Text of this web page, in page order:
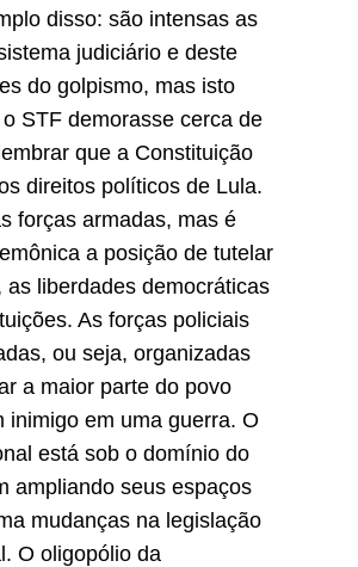
disso: são intensas as
judiciário e deste
do golpismo, mas isto
STF demorasse cerca de
que a Constituição
direitos políticos de Lula.
forças armadas, mas é
a posição de tutelar
as liberdades democráticas
As forças policiais
ou seja, organizadas
a maior parte do povo
inimigo em uma guerra. O
está sob o domínio do
ampliando seus espaços
mudanças na legislação
O oligopólio da